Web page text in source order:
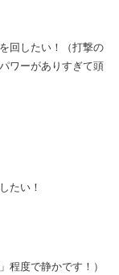
回したい！（打撃の
ワーがありすぎて頭
たい！
程度で静かです！）